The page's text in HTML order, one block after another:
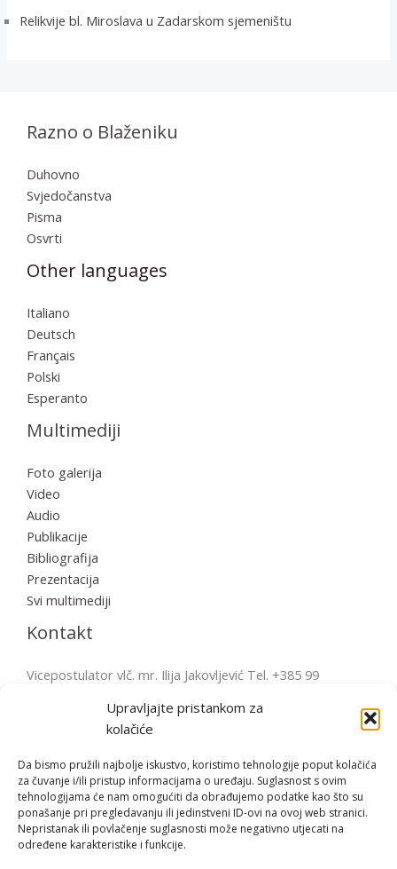
Upravljajte pristankom za
kolačiće
Da bismo pružili najbolje iskustvo, koristimo tehnologije poput kolačića
za čuvanje i/ili pristup informacijama o uređaju. Suglasnost s ovim
tehnologijama će nam omogućiti da obrađujemo podatke kao što su
ponašanje pri pregledavanju ili jedinstveni ID-ovi na ovoj web stranici.
Nepristanak ili povlačenje suglasnosti može negativno utjecati na
određene karakteristike i funkcije.
Relikvije bl. Miroslava u Zadarskom sjemeništu
Razno o Blaženiku
Duhovno
Svjedočanstva
Pisma
Osvrti
Other languages
Italiano
Deutsch
Français
Polski
Esperanto
Multimediji
Foto galerija
Video
Audio
Publikacije
Bibliografija
Prezentacija
Svi multimediji
Kontakt
Vicepostulator vlč. mr. Ilija Jakovljević Tel. +385 99
Fažana Župni trg 4, 52212 Fažana, Hrvatska
Copyright © | 2026 Bl. Miroslav Bulešić